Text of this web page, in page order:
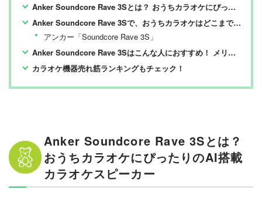
Anker Soundcore Rave 3Sとは？ おうちカラオケにぴったりのAI搭載カラオケスピーカー
Anker Soundcore Rave 3Sで、おうちカラオケはどこまで楽しめるか検証
アンカー「Soundcore Rave 3S」
Anker Soundcore Rave 3Sはこんな人におすすめ！ メリット・デメリットまとめ
カラオケ機器売れ筋ランキングもチェック！
Anker Soundcore Rave 3Sとは？
おうちカラオケにぴったりのAI搭載
カラオケスピーカー